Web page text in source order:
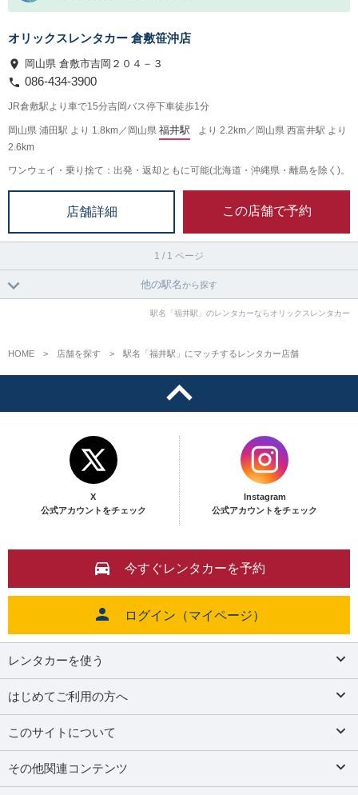
オリックスレンタカー 倉敷笹沖店
岡山県 倉敷市吉岡２０４－３
086-434-3900
JR倉敷駅より車で15分吉岡バス停下車徒歩1分
岡山県 浦田駅 より 1.8km／岡山県 福井駅
より 2.2km／岡山県 西富井駅 より
2.6km
ワンウェイ・乗り捨て：出発・返却ともに可能(北海道・沖縄県・離島を除く)。
店舗詳細 この店舗で予約
1 / 1 ページ
他の駅名から探す
駅名「福井駅」のレンタカーならオリックスレンタカー
HOME 店舗を探す 駅名「福井駅」にマッチするレンタカー店舗
X
公式アカウントをチェック
Instagram
公式アカウントをチェック
今すぐレンタカーを予約
ログイン（マイページ）
レンタカーを使う
はじめてご利用の方へ
このサイトについて
その他関連コンテンツ